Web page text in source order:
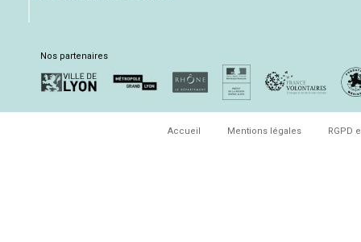
Nos partenaires
Accueil Mentions légales RGPD